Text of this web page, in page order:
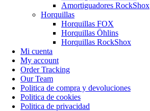
Amortiguadores RockShox
Horquillas
Horquillas FOX
Horquillas Öhlins
Horquillas RockShox
Mi cuenta
My account
Order Tracking
Our Team
Politica de compra y devoluciones
Politica de cookies
Politica de privacidad